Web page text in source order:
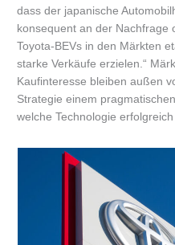
dass der japanische
konsequent an der Nachfrage
Toyota-BEVs in den Märkten
starke Verkäufe erzielen.“
Kaufinteresse bleiben außen
Strategie einem
welche Technologie erfolgreich